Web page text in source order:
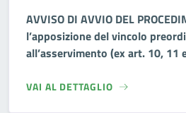
AVVISO DI AVVIO DEL
l’apposizione del vincolo
all’asservimento (ex art. 10, 11
VAI AL DETTAGLIO